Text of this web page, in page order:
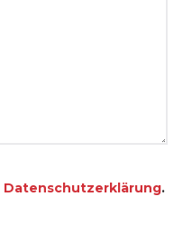
Datenschutzerklärung.